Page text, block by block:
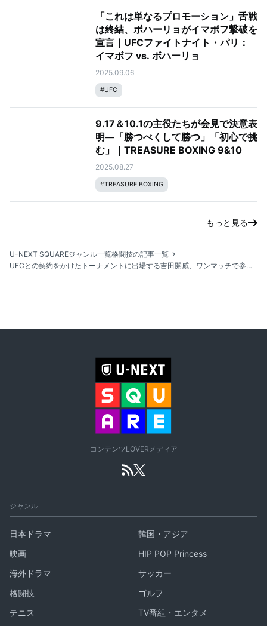
「これは単なるプロモーション」舌戦
は終結、ボハーリョがイマボフ撃破を
宣言｜UFCファイトナイト・パリ：
イマボフ vs. ボハーリョ
2025.09.06
#UFC
9.17＆10.1の主役たちが会見で決意表
明—「勝つべくして勝つ」「初心で挑
む」｜TREASURE BOXING 9&10
2025.08.27
#TREASURE BOXING
もっと見る
U-NEXT SQUAREジャンル一覧格闘技の記事一覧
UFCとの契約をかけたトーナメントに出場する吉田開威、ワンマッチで参戦する松田亜莉紗が意気込みを語る！──5月22日（木）ROAD TO UFC シーズン4 エピソード1&2
コンテンツLOVERメディア
ジャンル
日本ドラマ
韓国・アジア
映画
HIP POP Princess
海外ドラマ
サッカー
格闘技
ゴルフ
テニス
TV番組・エンタメ